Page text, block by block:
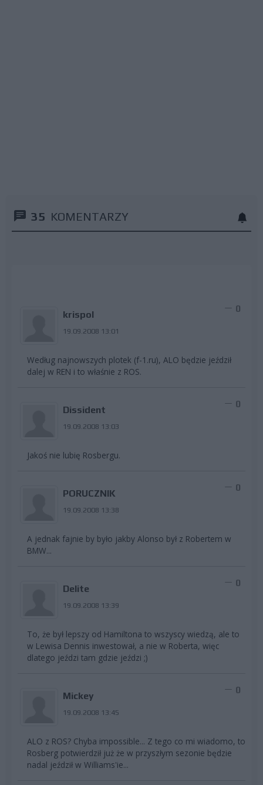
35 KOMENTARZY
krispol
19.09.2008 13:01
0
Według najnowszych plotek (f-1.ru), ALO będzie jeździł
dalej w REN i to właśnie z ROS.
Dissident
19.09.2008 13:03
0
Jakoś nie lubię Rosbergu.
PORUCZNIK
19.09.2008 13:38
0
A jednak fajnie by było jakby Alonso był z Robertem w
BMW...
Delite
19.09.2008 13:39
0
To, że był lepszy od Hamiltona to wszyscy wiedzą, ale to
w Lewisa Dennis inwestował, a nie w Roberta, więc
dlatego jeździ tam gdzie jeździ ;)
Mickey
19.09.2008 13:45
0
ALO z ROS? Chyba impossible... Z tego co mi wiadomo, to
Rosberg potwierdził już że w przyszłym sezonie będzie
nadal jeździł w Williams'ie...